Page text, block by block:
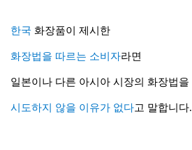
한국 화장품이 제시한
화장법을 따르는 소비자라면
일본이나 다른 아시아 시장의 화장법을
시도하지 않을 이유가 없다고 말합니다.